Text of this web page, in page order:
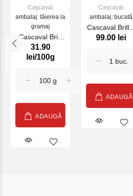
Cașcaval
ambalaj: tăierea la
gramaj
Cascaval Brie
Prince la
Fontaine 3 kg
31.90
lei/100g
ADAUGĂ
Cașcaval
ambalaj: bucată
Cascaval Brillat
Savarin Affine
99.00 lei
ADAUGĂ